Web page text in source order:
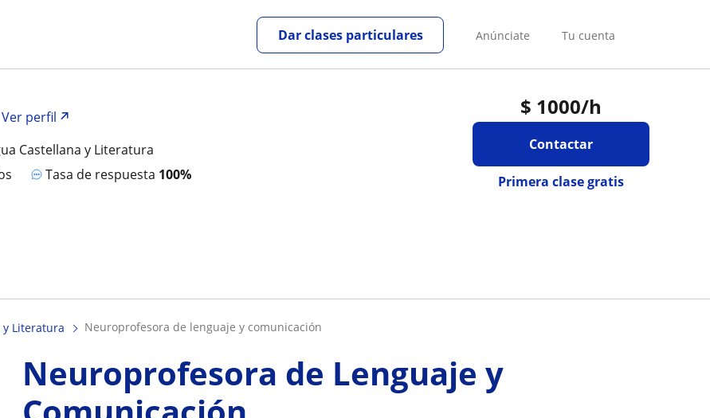
Anúnciate Tu cuenta
Dar clases particulares
$ 1000/h
Contactar
Primera clase gratis
Ver perfil
Castellana y Literatura
Tasa de respuesta 100%
y Literatura neuroprofesora de lenguaje y comunicación
Neuroprofesora de Lenguaje y